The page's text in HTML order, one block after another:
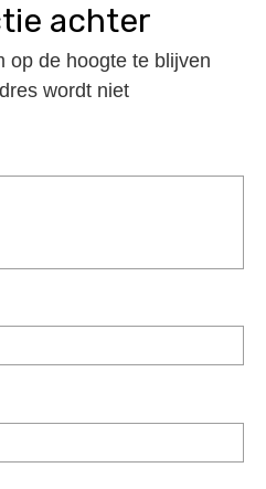
achter
op de hoogte te blijven
wordt niet